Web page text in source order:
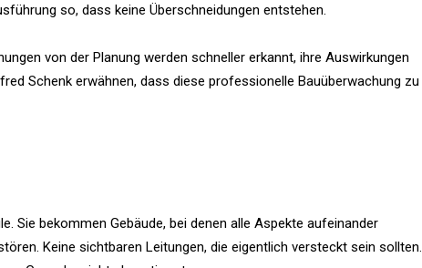
so, dass keine Überschneidungen entstehen.
von der Planung werden schneller erkannt, ihre Auswirkungen
Schenk erwähnen, dass diese professionelle Bauüberwachung zu
Sie bekommen Gebäude, bei denen alle Aspekte aufeinander
Keine sichtbaren Leitungen, die eigentlich versteckt sein sollten.